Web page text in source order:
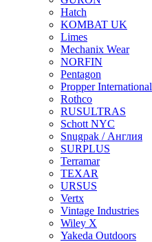
Hatch
KOMBAT UK
Limes
Mechanix Wear
NORFIN
Pentagon
Propper International
Rothco
RUSULTRAS
Schott NYC
Snugpak / Англия
SURPLUS
Terramar
TEXAR
URSUS
Vertx
Vintage Industries
Wiley X
Yakeda Outdoors